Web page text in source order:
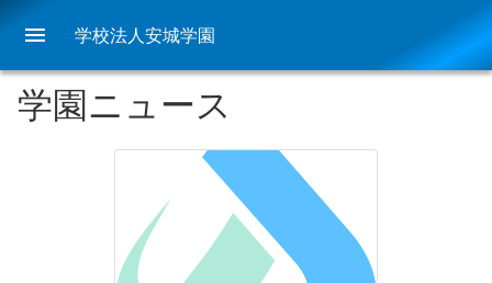
menu 学校法人安城学園
学園ニュース